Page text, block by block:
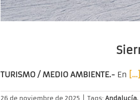
TURISMO / MEDIO AMBIENTE.- En […]
26 de noviembre de 2025 Tags: Andalucía,